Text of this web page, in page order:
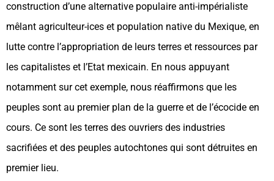
construction d’une alternative populaire anti-impérialiste
mêlant agriculteur-ices et population native du Mexique, en
lutte contre l’appropriation de leurs terres et ressources par
les capitalistes et l’Etat mexicain. En nous appuyant
notamment sur cet exemple, nous réaffirmons que les
peuples sont au premier plan de la guerre et de l’écocide en
cours. Ce sont les terres des ouvriers des industries
sacrifiées et des peuples autochtones qui sont détruites en
premier lieu.